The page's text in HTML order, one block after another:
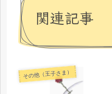
関連記事
その他（王子さま）